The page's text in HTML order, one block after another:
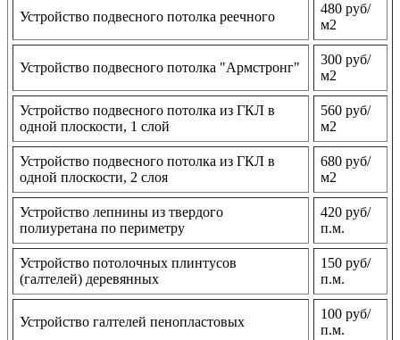
Устройство подвесного потолка реечного
480 руб/
м2
Устройство подвесного потолка "Армстронг"
300 руб/
м2
Устройство подвесного потолка из ГКЛ в
одной плоскости, 1 слой
560 руб/
м2
Устройство подвесного потолка из ГКЛ в
одной плоскости, 2 слоя
680 руб/
м2
Устройство лепнины из твердого
полиуретана по периметру
420 руб/
п.м.
Устройство потолочных плинтусов
(галтелей) деревянных
150 руб/
п.м.
Устройство галтелей пенопластовых
100 руб/
п.м.